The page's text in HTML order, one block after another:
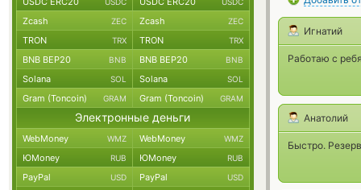
Игнатий
Работаю с
Анатолий
Быстро.
Zcash ZEC Zcash ZEC
TRON TRX TRON TRX
BNB BEP20 BNB BNB BEP20 BNB
Solana SOL Solana SOL
Gram (Toncoin) GRAM Gram (Toncoin) GRAM
Электронные деньги
WebMoney WMZ WebMoney WMZ
ЮMoney RUB ЮMoney RUB
PayPal USD PayPal USD